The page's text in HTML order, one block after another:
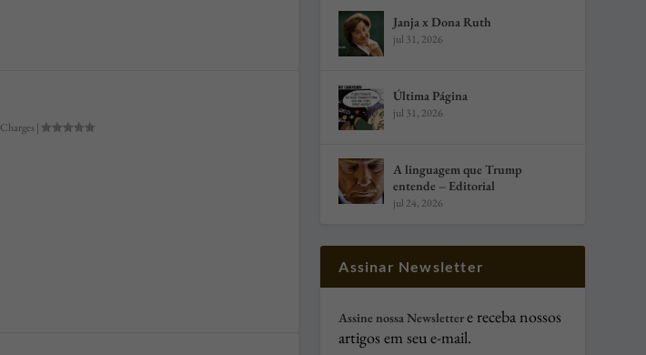
Charges |
Janja x Dona Ruth
jul 31, 2026
Última Página
jul 31, 2026
A linguagem que Trump
entende – Editorial
jul 24, 2026
Assinar Newsletter
Assine nossa Newslettere receba nossos
artigos em seu e-mail.